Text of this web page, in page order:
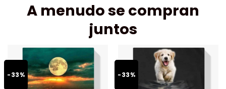
A menudo se compran
juntos
-33% -33%